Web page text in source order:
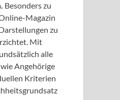
Besonders zu
Magazin
zu
Mit
alle
Angehörige
Kriterien